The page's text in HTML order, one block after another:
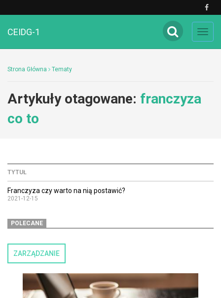
CEIDG-1
Strona Główna Tematy
Artykuły otagowane: franczyza
co to
TYTUŁ
Franczyza czy warto na nią postawić?
2021-12-15
POLECANE
ZARZĄDZANIE